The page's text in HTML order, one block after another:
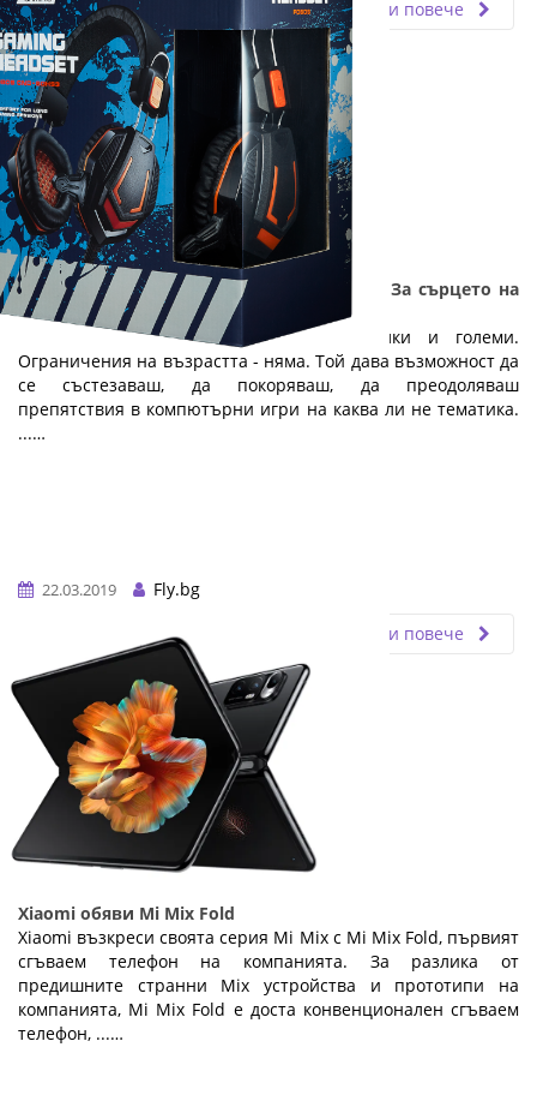
Прочети повече
ТОП 6 гейминг компютри и аксесоари - За сърцето на
един геймър: Част 1
Геймингът е увлечение, спорт за малки и големи.
Ограничения на възрастта - няма. Той дава възможност да
се състезаваш, да покоряваш, да преодоляваш
препятствия в компютърни игри на каква ли не тематика.
...…
22.03.2019
Fly.bg
Прочети повече
Xiaomi обяви Mi Mix Fold
Xiaomi възкреси своята серия Mi Mix с Mi Mix Fold, първият
сгъваем телефон на компанията. За разлика от
предишните странни Mix устройства и прототипи на
компанията, Mi Mix Fold е доста конвенционален сгъваем
телефон, ...…